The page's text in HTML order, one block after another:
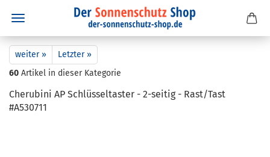
weiter »
Letzter »
60 Artikel in dieser Kategorie
Che­ru­bi­ni AP Schlüs­sel­tas­ter - 2-​seitig - Rast/Tast
#A530711